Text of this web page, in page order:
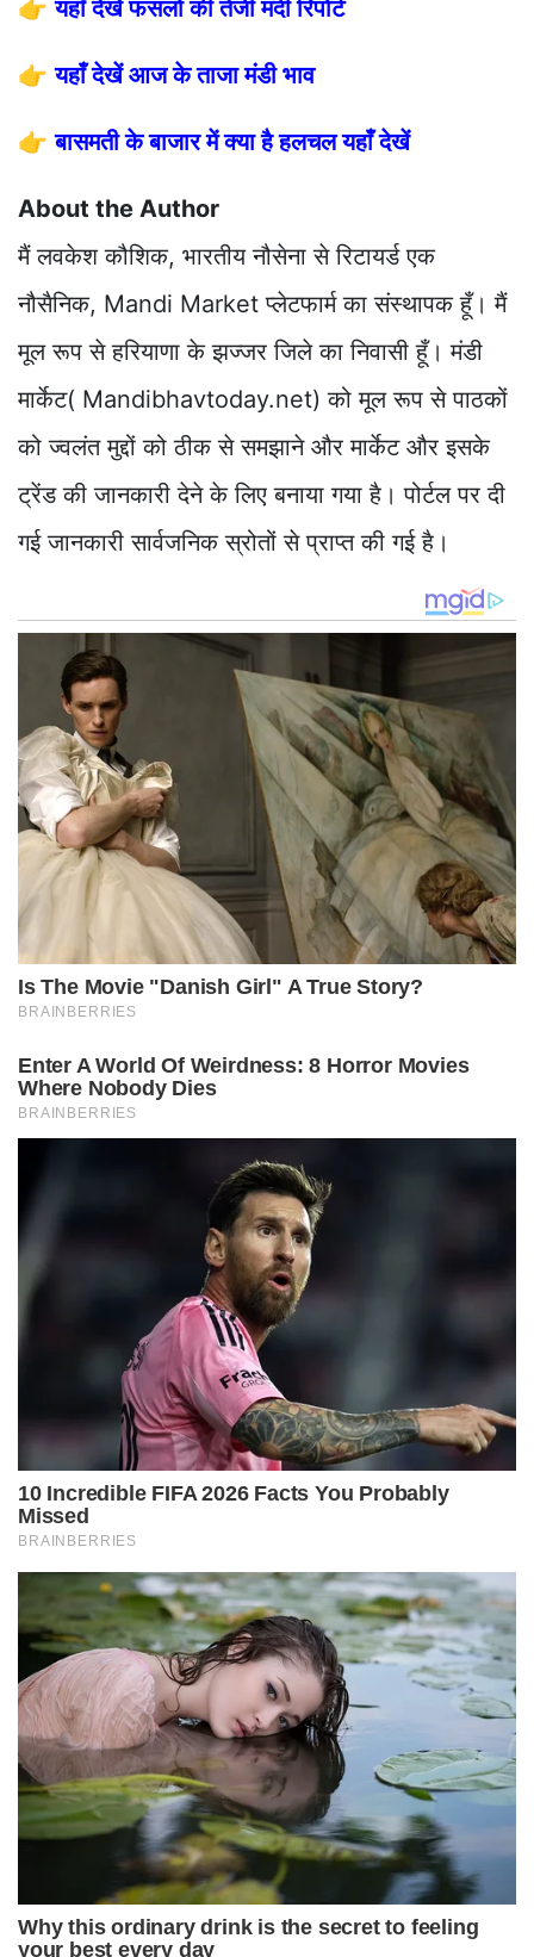
👉यहाँ देखें फसलों की तेजी मंदी रिपोर्ट
👉यहाँ देखें आज के ताजा मंडी भाव
👉बासमती के बाजार में क्या है हलचल यहाँ देखें
About the Author
मैं लवकेश कौशिक, भारतीय नौसेना से रिटायर्ड एक
नौसैनिक, Mandi Market प्लेटफार्म का संस्थापक हूँ। मैं
मूल रूप से हरियाणा के झज्जर जिले का निवासी हूँ। मंडी
मार्केट( Mandibhavtoday.net) को मूल रूप से पाठकों
को ज्वलंत मुद्दों को ठीक से समझाने और मार्केट और इसके
ट्रेंड की जानकारी देने के लिए बनाया गया है। पोर्टल पर दी
गई जानकारी सार्वजनिक स्रोतों से प्राप्त की गई है।